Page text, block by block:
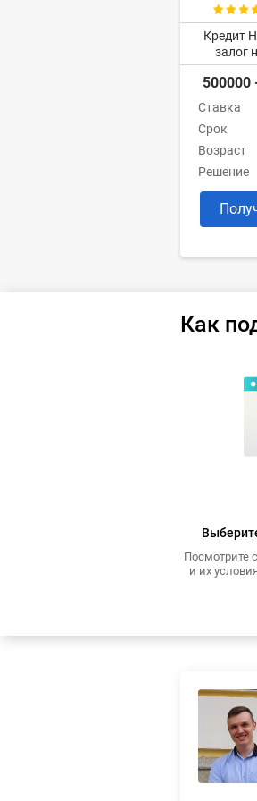
Кредит
залог
500000
Ставка
Срок
Возраст
Решение
Как
Посмотрите
и их